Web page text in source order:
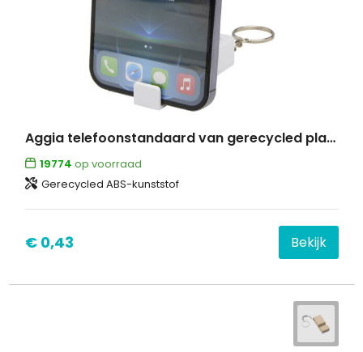
Aggia telefoonstandaard van gerecycled plastic met fidgetspeeltje
19774 op voorraad
Gerecycled ABS-kunststof
€ 0,43 Bekijk